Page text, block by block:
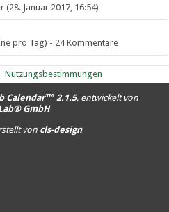
(28. Januar 2017, 16:54)
pro Tag) - 24 Kommentare
Nutzungsbestimmungen
Calendar™ 2.1.5, entwickelt von
GmbH
von cls-design